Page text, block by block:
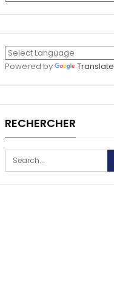
Powered by Translate
RECHERCHER